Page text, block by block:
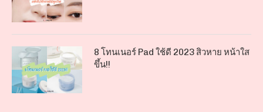
8 โทนเนอร์ Pad ใช้ดี 2023 สิวหาย หน้าใส
ขึ้น!!